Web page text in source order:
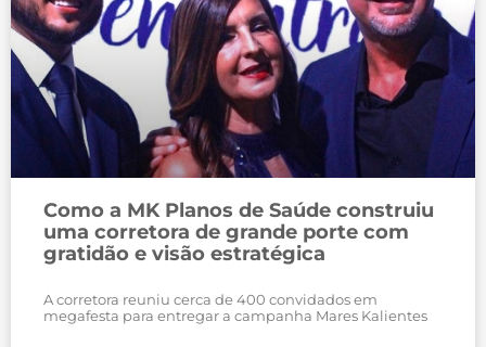
Como a MK Planos de Saúde construiu
uma corretora de grande porte com
gratidão e visão estratégica
A corretora reuniu cerca de 400 convidados em
megafesta para entregar a campanha Mares Kalientes